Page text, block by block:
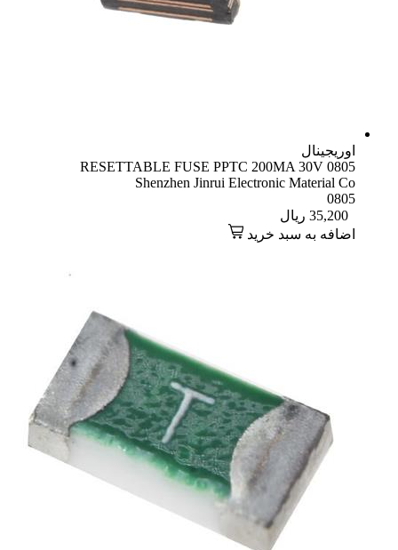
اوریجینال
RESETTABLE FUSE PPTC 200MA 30V 0805
Shenzhen Jinrui Electronic Material Co
0805
35,200 ریال
اضافه به سبد خرید